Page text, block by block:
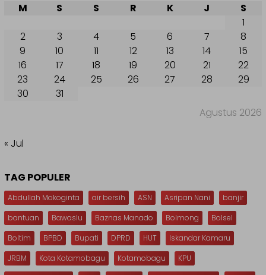
Agustus 2026
M S S R K J
S
1
2
3 4 5 6 7
8
9
10 11 12 13 14
15
16
17 18 19 20 21
22
23
24 25 26 27 28
29
30
31
« Jul
TAG POPULER
Abdullah Mokoginta air bersih ASN Asripan Nani
banjir
bantuan
Bawaslu Baznas Manado Bolmong
Bolsel
Boltim
BPBD Bupati DPRD HUT
Iskandar Kamaru
JRBM
Kota Kotamobagu Kotamobagu
KPU